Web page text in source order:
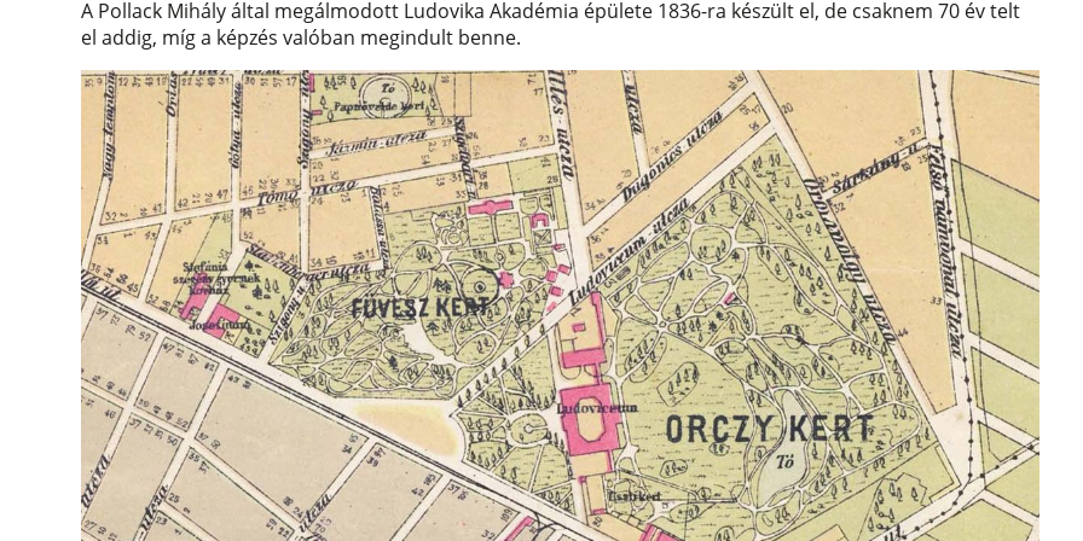
A Pollack Mihály által megálmodott Ludovika Akadémia épülete 1836-ra készült el, de csaknem 70 év telt
el addig, míg a képzés valóban megindult benne.